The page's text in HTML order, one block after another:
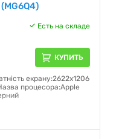
Есть на складе
КУПИТЬ
екрану:2622x1206
процесора:Apple